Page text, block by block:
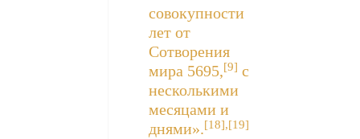
совокупности
лет от
Сотворения
мира 5695,[9] с
несколькими
месяцами и
днями».[18],[19]